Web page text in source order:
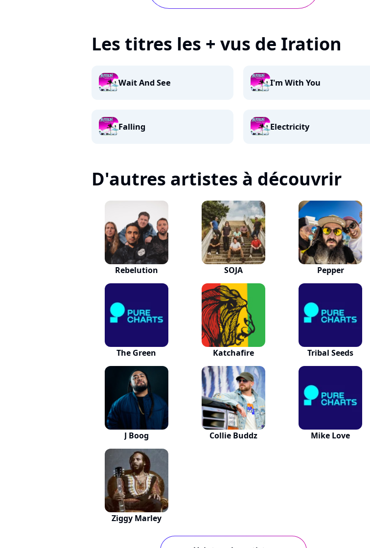
Les titres les + vus de Iration
Wait And See I'm With You
Falling Electricity
D'autres artistes à découvrir
Rebelution SOJA Pepper
The Green Katchafire Tribal Seeds
J Boog Collie Buddz Mike Love
Ziggy Marley